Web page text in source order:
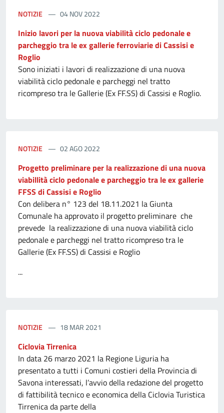
NOTIZIE 04 NOV 2022
Inizio lavori per la nuova viabilità ciclo pedonale e
parcheggio tra le ex gallerie ferroviarie di Cassisi e
Roglio
Sono iniziati i lavori di realizzazione di una nuova
viabilità ciclo pedonale e parcheggi nel tratto
ricompreso tra le Gallerie (Ex FF.SS) di Cassisi e Roglio.
NOTIZIE 02 AGO 2022
Progetto preliminare per la realizzazione di una nuova
viabillità ciclo pedonale e parcheggio tra le ex gallerie
FFSS di Cassisi e Roglio
Con delibera n° 123 del 18.11.2021 la Giunta
Comunale ha approvato il progetto preliminare che
prevede la realizzazione di una nuova viabilità ciclo
pedonale e parcheggi nel tratto ricompreso tra le
Gallerie (Ex FF.SS) di Cassisi e Roglio
...
NOTIZIE 18 MAR 2021
Ciclovia Tirrenica
In data 26 marzo 2021 la Regione Liguria ha
presentato a tutti i Comuni costieri della Provincia di
Savona interessati, l’avvio della redazione del progetto
di fattibilità tecnico e economica della Ciclovia Turistica
Tirrenica da parte della